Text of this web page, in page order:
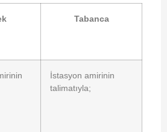
Tabanca
İstasyon amirinin
talimatıyla;